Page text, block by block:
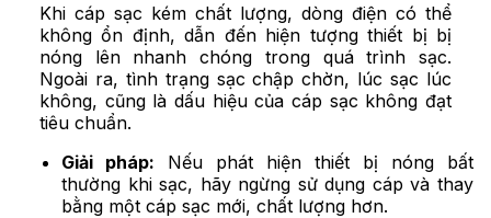
Khi cáp sạc kém chất lượng, dòng điện có thể
không ổn định, dẫn đến hiện tượng thiết bị bị
nóng lên nhanh chóng trong quá trình sạc.
Ngoài ra, tình trạng sạc chập chờn, lúc sạc lúc
không, cũng là dấu hiệu của cáp sạc không đạt
tiêu chuẩn.
Giải pháp: Nếu phát hiện thiết bị nóng bất
thường khi sạc, hãy ngừng sử dụng cáp và thay
bằng một cáp sạc mới, chất lượng hơn.